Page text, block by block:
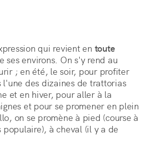
qui revient en toute
ses environs. On s'y rend au
; en été, le soir, pour profiter
des dizaines de trattorias
et en hiver, pour aller à la
et pour se promener en plein
on se promène à pied (course à
à cheval (il y a de